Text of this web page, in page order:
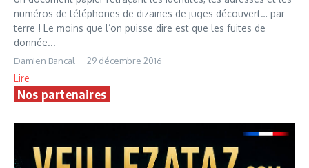
numéros de téléphones de dizaines de juges découvert… par
terre ! Le moins que l’on puisse dire est que les fuites de
donnée...
Damien Bancal 29 décembre 2016
Lire
Nos partenaires